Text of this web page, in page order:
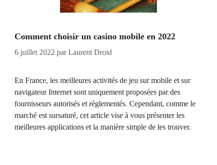
Comment choisir un casino mobile en 2022
6 juillet 2022 parLaurent Droid
En France, les meilleures activités de jeu sur mobile et sur
navigateur Internet sont uniquement proposées par des
fournisseurs autorisés et réglementés. Cependant, comme le
marché est sursaturé, cet article vise à vous présenter les
meilleures applications et la manière simple de les trouver.